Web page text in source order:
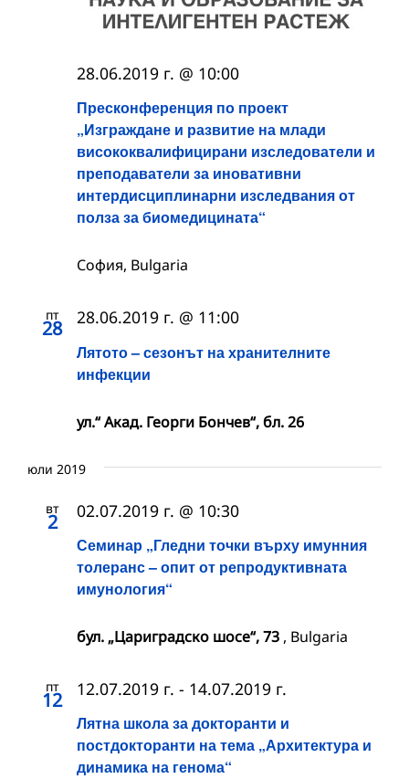
Пресконференция по проект
„Изграждане и развитие на млади
висококвалифицирани изследователи и
преподаватели за иновативни
интердисциплинарни изследвания от
полза за биомедицината“
28.06.2019 г. @ 10:00
София, Bulgaria
пт
28
Лятото – сезонът на хранителните
инфекции
28.06.2019 г. @ 11:00
ул.“ Акад. Георги Бончев“, бл. 26
юли 2019
вт
2
Семинар „Гледни точки върху имунния
толеранс – опит от репродуктивната
имунология“
02.07.2019 г. @ 10:30
бул. „Цариградско шосе“, 73 , Bulgaria
пт
12
Лятна школа за докторанти и
постдокторанти на тема „Архитектура и
динамика на генома“
12.07.2019 г. - 14.07.2019 г.